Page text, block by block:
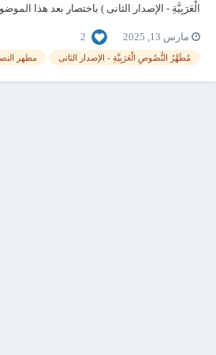
الْعَرَبِيَّةِ - الإصدار الثانى ) باختصار بعد هذا
العربية (وغيرها) بكفاءة عالية مع دعم...
مارس 13, 2025 2
مُطَهَّرُ النُّصُوصِ الْعَرَبِيَّةِ - الإصدار الثانى مطهر